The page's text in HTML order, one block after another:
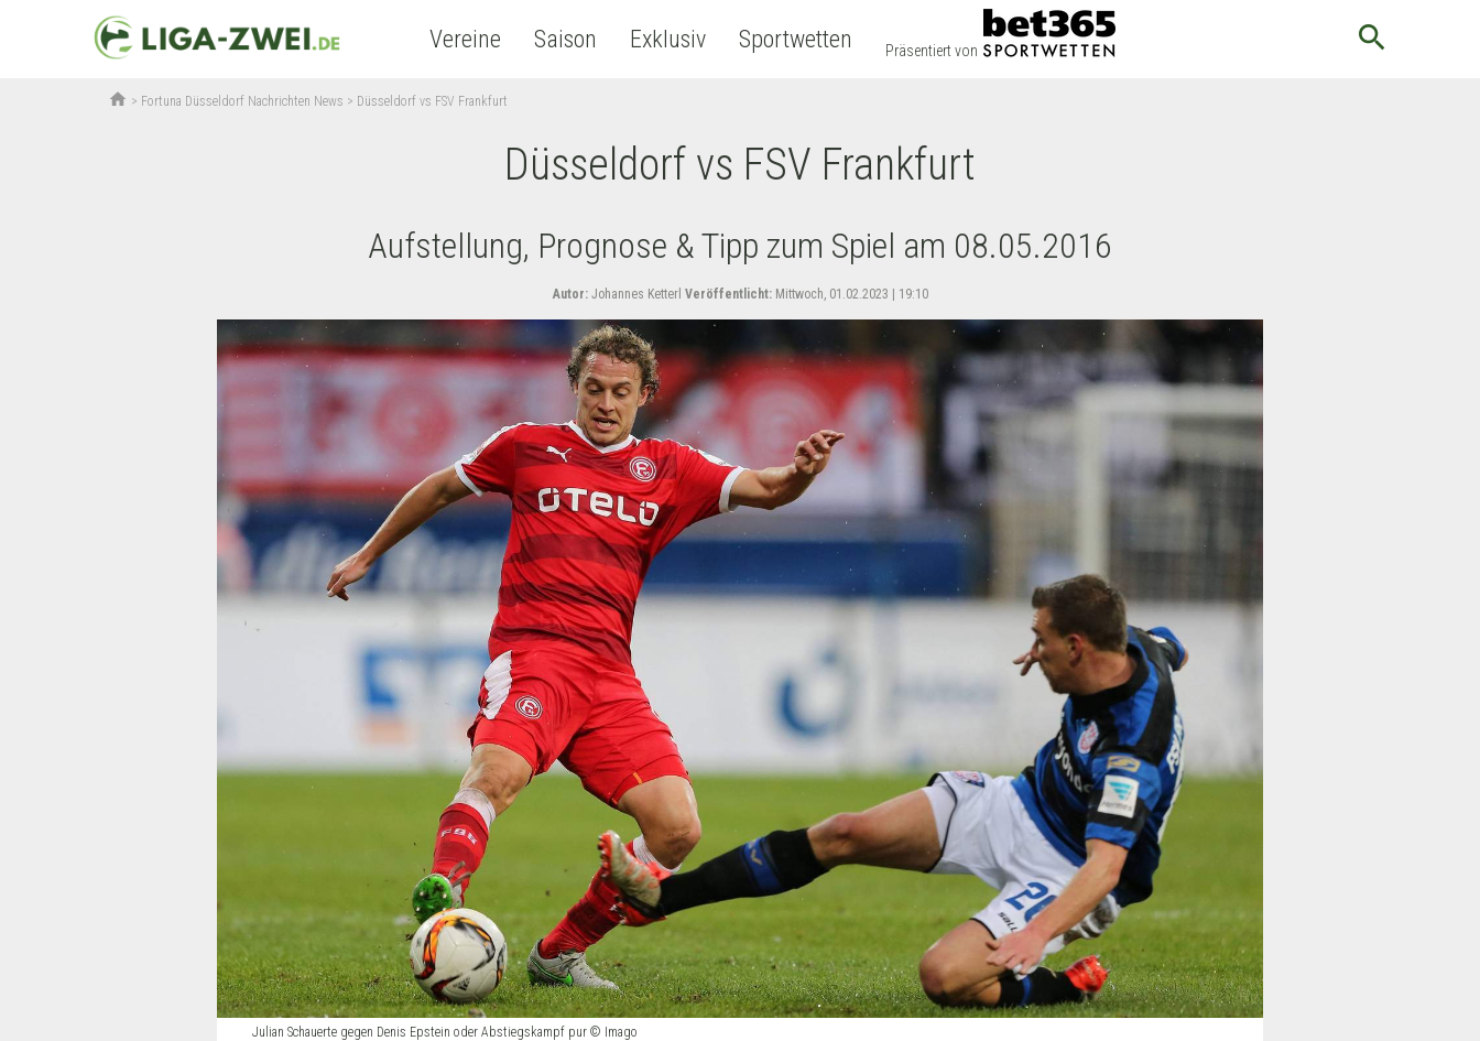
Vereine Saison Exklusiv Sportwetten Präsentiert von search
home > Fortuna Düsseldorf Nachrichten News > Düsseldorf vs FSV Frankfurt
Düsseldorf vs FSV Frankfurt
Aufstellung, Prognose & Tipp zum Spiel am 08.05.2016
Autor:Johannes Ketterl Veröffentlicht:Mittwoch, 01.02.2023 | 19:10
Julian Schauerte gegen Denis Epstein oder Abstiegskampf pur © Imago